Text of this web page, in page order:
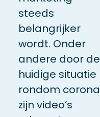
steeds
belangrijker
wordt. Onder
andere door de
huidige situatie
rondom corona
zijn video’s